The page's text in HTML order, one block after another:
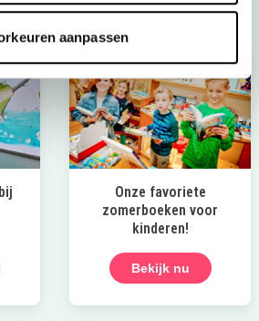
aanpassen
Onze favoriete
zomerboeken voor
kinderen!
Bekijk nu